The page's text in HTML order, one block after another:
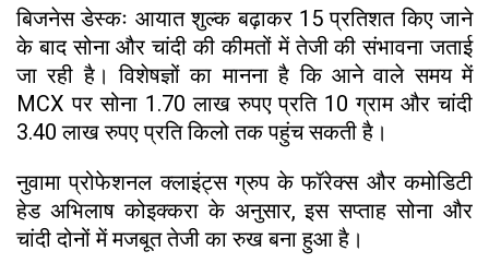
बिजनेस डेस्कः आयात शुल्क बढ़ाकर 15 प्रतिशत किए जाने
के बाद सोना और चांदी की कीमतों में तेजी की संभावना जताई
जा रही है। विशेषज्ञों का मानना है कि आने वाले समय में
MCX पर सोना 1.70 लाख रुपए प्रति 10 ग्राम और चांदी
3.40 लाख रुपए प्रति किलो तक पहुंच सकती है।
नुवामा प्रोफेशनल क्लाइंट्स ग्रुप के फॉरेक्स और कमोडिटी
हेड अभिलाष कोइक्करा के अनुसार, इस सप्ताह सोना और
चांदी दोनों में मजबूत तेजी का रुख बना हुआ है।